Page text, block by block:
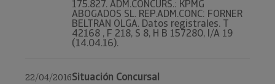
175.827. ADM.CONCURS.: KPMG
ABOGADOS SL. REP.ADM.CONC: FORNER
BELTRAN OLGA. Datos registrales. T
42168 , F 218, S 8, H B 157280, I/A 19
(14.04.16).
22/04/2016Situación Concursal